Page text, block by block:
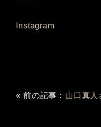
Instagram
« 前の記事： 山口真人